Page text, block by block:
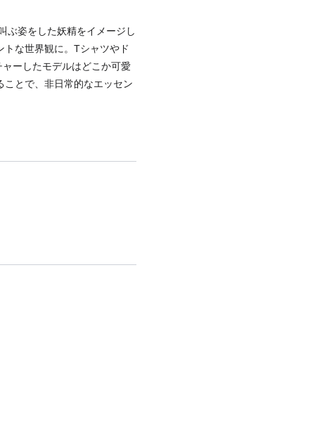
ぶ姿をした妖精をイメージし
な世界観に。Tシャツやド
ーしたモデルはどこか可愛
ことで、非日常的なエッセン